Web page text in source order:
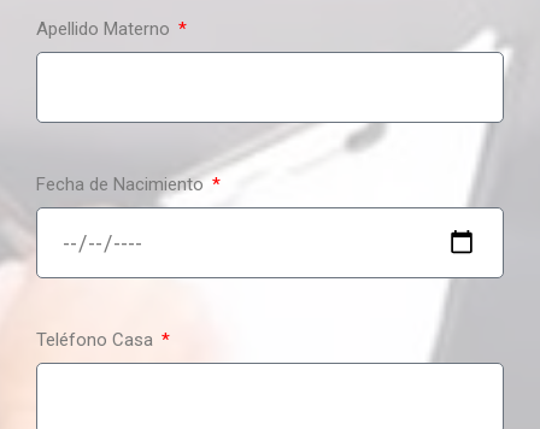
Apellido Materno
Fecha de Nacimiento
Teléfono Casa